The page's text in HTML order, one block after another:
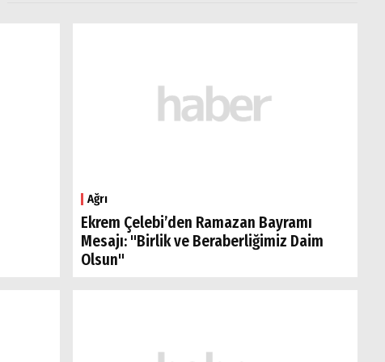
Ağrı
Ekrem Çelebi’den Ramazan Bayramı
Mesajı: "Birlik ve Beraberliğimiz Daim
Olsun"